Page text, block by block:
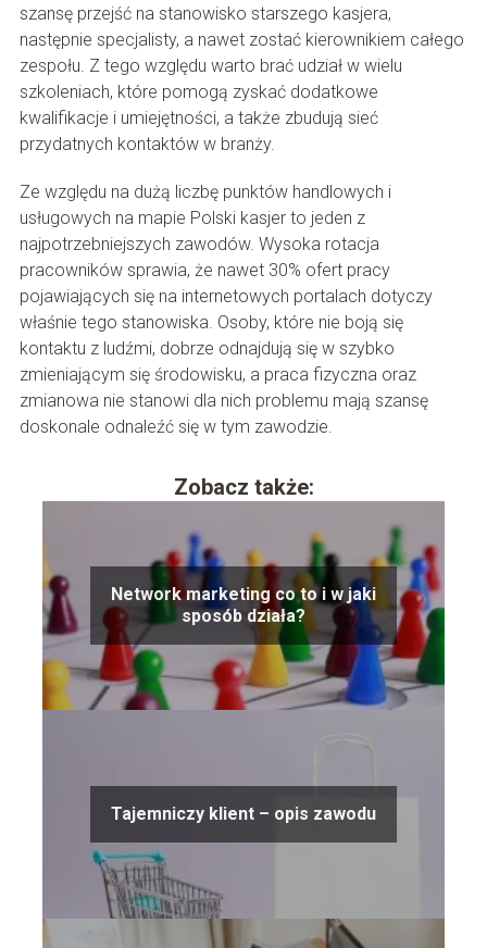
szansę przejść na stanowisko starszego kasjera,
następnie specjalisty, a nawet zostać kierownikiem całego
zespołu. Z tego względu warto brać udział w wielu
szkoleniach, które pomogą zyskać dodatkowe
kwalifikacje i umiejętności, a także zbudują sieć
przydatnych kontaktów w branży.
Ze względu na dużą liczbę punktów handlowych i
usługowych na mapie Polski kasjer to jeden z
najpotrzebniejszych zawodów. Wysoka rotacja
pracowników sprawia, że nawet 30% ofert pracy
pojawiających się na internetowych portalach dotyczy
właśnie tego stanowiska. Osoby, które nie boją się
kontaktu z ludźmi, dobrze odnajdują się w szybko
zmieniającym się środowisku, a praca fizyczna oraz
zmianowa nie stanowi dla nich problemu mają szansę
doskonale odnaleźć się w tym zawodzie.
Zobacz także:
Network marketing co to i w jaki
sposób działa?
Tajemniczy klient – opis zawodu